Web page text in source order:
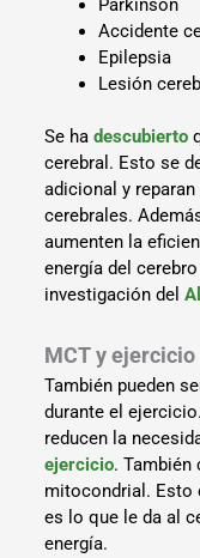
Parkinson
Accidente
Epilepsia
Lesión
Se hadescubierto
cerebral. Esto se
adicional y
cerebrales.
aumenten la
energía del
investigación del
MCT y ejercicio
También pueden
durante el
reducen la
ejercicio. También
mitocondrial. Esto
es lo que le da al
energía.